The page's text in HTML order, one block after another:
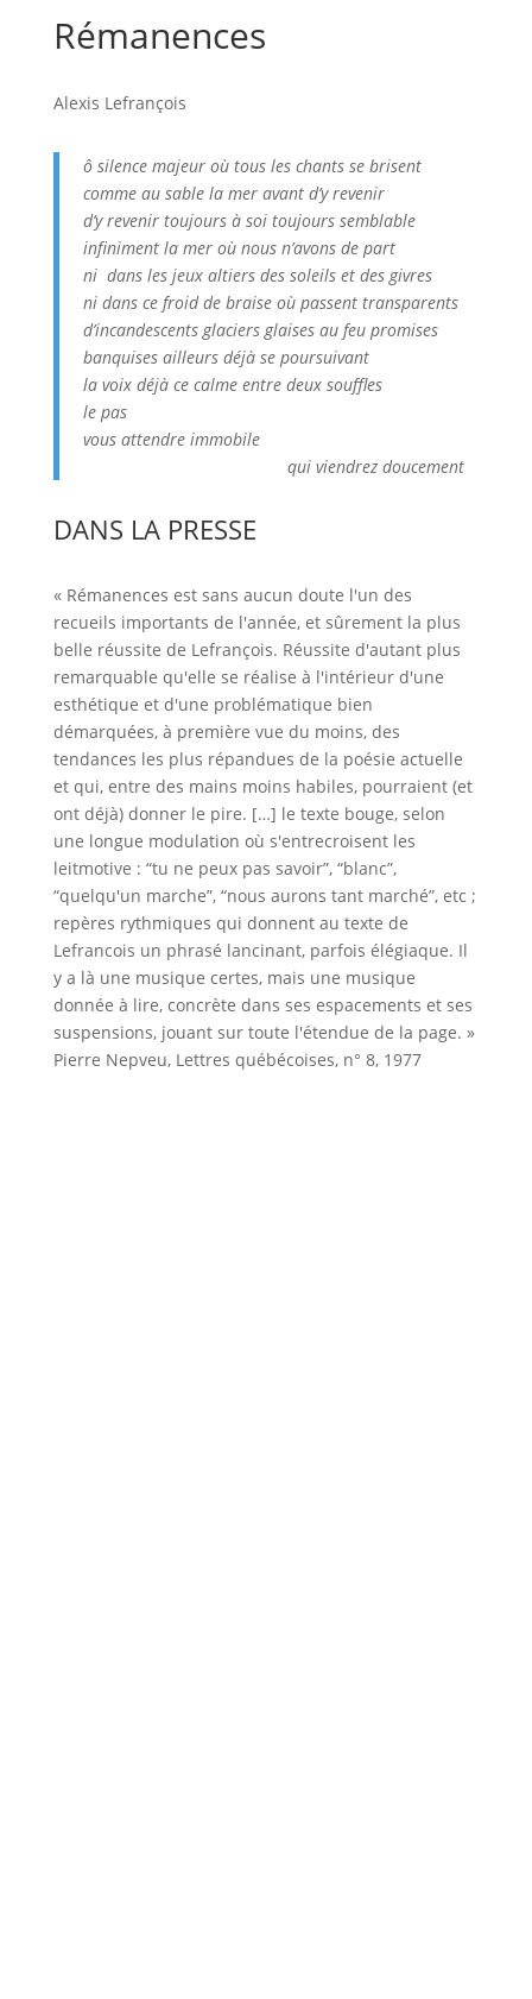
Rémanences
Alexis Lefrançois
ô silence majeur où tous les chants se brisent
comme au sable la mer avant d’y revenir
d’y revenir toujours à soi toujours semblable
infiniment la mer où nous n’avons de part
ni dans les jeux altiers des soleils et des givres
ni dans ce froid de braise où passent transparents
d’incandescents glaciers glaises au feu promises
banquises ailleurs déjà se poursuivant
la voix déjà ce calme entre deux souffles
le pas
vous attendre immobile
qui viendrez doucement
DANS LA PRESSE
« Rémanences est sans aucun doute l'un des
recueils importants de l'année, et sûrement la plus
belle réussite de Lefrançois. Réussite d'autant plus
remarquable qu'elle se réalise à l'intérieur d'une
esthétique et d'une problématique bien
démarquées, à première vue du moins, des
tendances les plus répandues de la poésie actuelle
et qui, entre des mains moins habiles, pourraient (et
ont déjà) donner le pire. […] le texte bouge, selon
une longue modulation où s'entrecroisent les
leitmotive : “tu ne peux pas savoir”, “blanc”,
“quelqu'un marche”, “nous aurons tant marché”, etc ;
repères rythmiques qui donnent au texte de
Lefrancois un phrasé lancinant, parfois élégiaque. Il
y a là une musique certes, mais une musique
donnée à lire, concrète dans ses espacements et ses
suspensions, jouant sur toute l'étendue de la page. »
Pierre Nepveu, Lettres québécoises, n° 8, 1977